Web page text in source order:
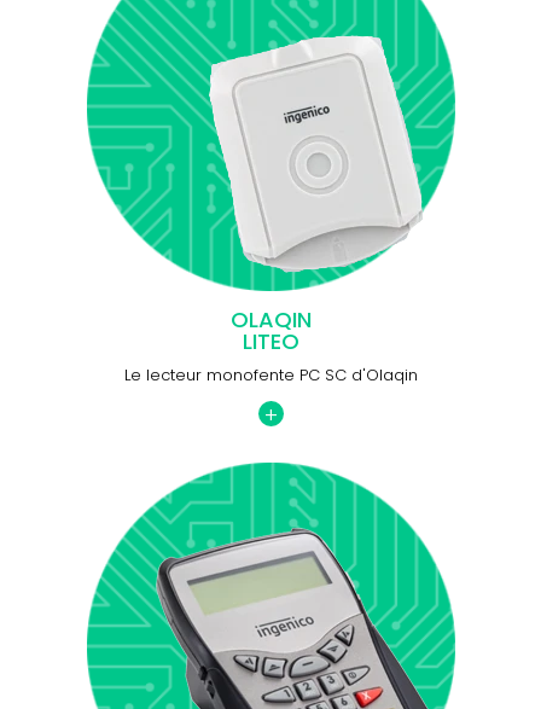
OLAQIN
LITEO
Le lecteur monofente PC SC d'Olaqin
+